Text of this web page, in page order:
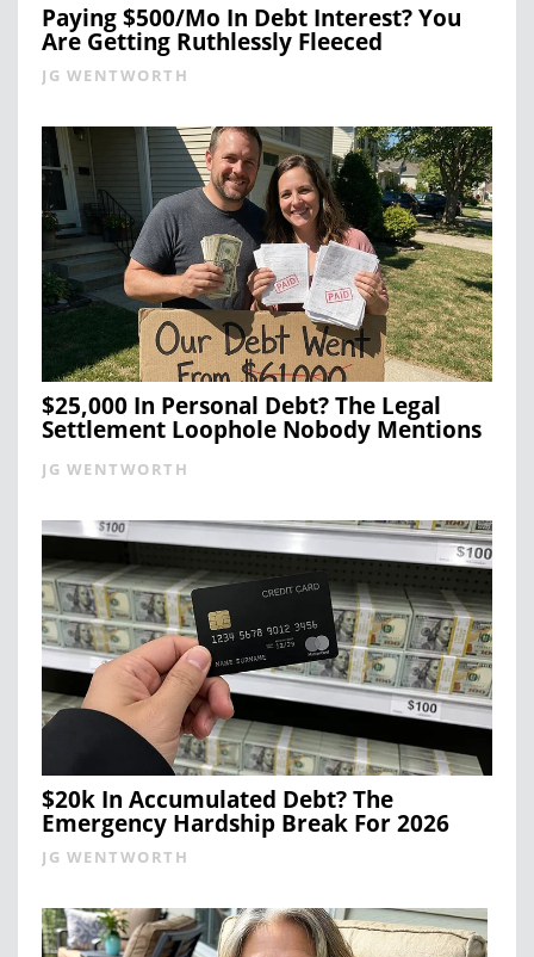
Paying $500/Mo In Debt Interest? You
Are Getting Ruthlessly Fleeced
JG WENTWORTH
$25,000 In Personal Debt? The Legal
Settlement Loophole Nobody Mentions
JG WENTWORTH
$20k In Accumulated Debt? The
Emergency Hardship Break For 2026
JG WENTWORTH